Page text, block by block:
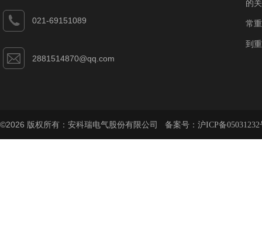
021-69151089
2881514870@qq.com
的
常
到
©2026 版权所有：安科瑞电气股份有限公司 备案号： 沪ICP备05031232